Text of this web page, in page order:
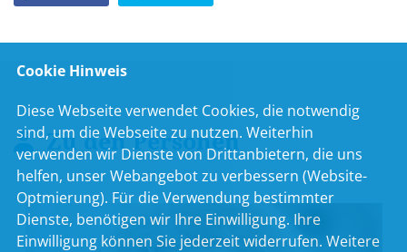
Zu den Personen
Cookie Hinweis
Diese Webseite verwendet Cookies, die notwendig
sind, um die Webseite zu nutzen. Weiterhin
verwenden wir Dienste von Drittanbietern, die uns
helfen, unser Webangebot zu verbessern (Website-
Optmierung). Für die Verwendung bestimmter
Dienste, benötigen wir Ihre Einwilligung. Ihre
Einwilligung können Sie jederzeit widerrufen. Weitere